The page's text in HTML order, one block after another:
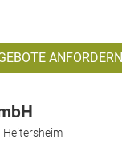
ANFORDERN
Heitersheim